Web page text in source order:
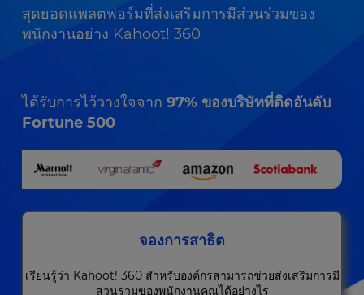
สุดยอดแพลตฟอร์มที่ส่งเสริมการมีส่วนร่วมของ
พนักงานอย่าง Kahoot! 360
ได้รับการไว้วางใจจาก 97% ของบริษัทที่ติดอันดับ
Fortune 500
จองการสาธิต
เรียนรู้ว่า Kahoot! 360 สำหรับองค์กรสามารถช่วยส่งเสริมการมี
ส่วนร่วมของพนักงานคุณได้อย่างไร